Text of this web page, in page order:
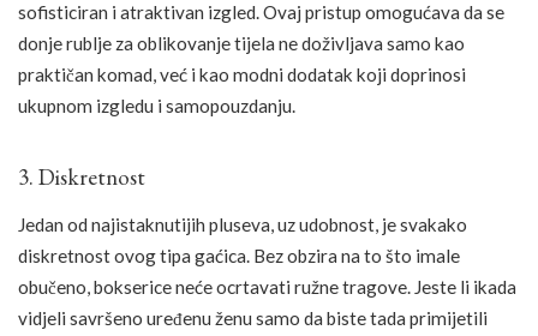
sofisticiran i atraktivan izgled. Ovaj pristup omogućava da se
donje rublje za oblikovanje tijela ne doživljava samo kao
praktičan komad, već i kao modni dodatak koji doprinosi
ukupnom izgledu i samopouzdanju.
3. Diskretnost
Jedan od najistaknutijih pluseva, uz udobnost, je svakako
diskretnost ovog tipa gaćica. Bez obzira na to što imale
obučeno, bokserice neće ocrtavati ružne tragove. Jeste li ikada
vidjeli savršeno uređenu ženu samo da biste tada primijetili